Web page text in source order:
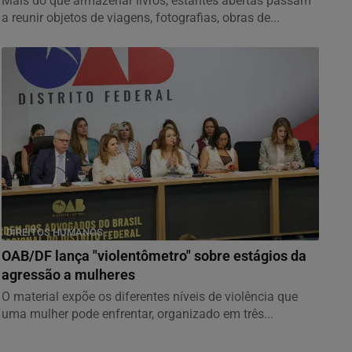
a reunir objetos de viagens, fotografias, obras de...
DIREITOS HUMANOS
OAB/DF lança "violentômetro" sobre estágios da
agressão a mulheres
O material expõe os diferentes níveis de violência que
uma mulher pode enfrentar, organizado em três...